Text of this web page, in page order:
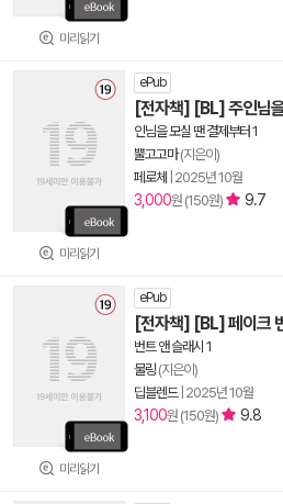
미리읽기
미리읽기
ePub
[전자책] [BL] 주인님
인님을 모실 땐 결제부터 1
뿔고고마(지은이)
페로체
2025년 10월
3,000원 (150원) 9.7
미리읽기
ePub
[전자책] [BL] 페이크
번트 앤 슬래시 1
물링 (지은이)
딥블렌드| 2025년 10월
3,100원 (150원) 9.8